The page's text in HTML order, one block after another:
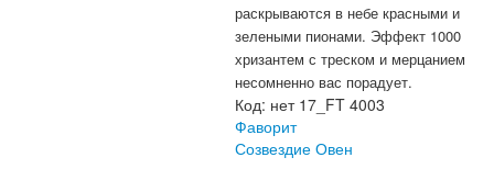
раскрываются в небе красными и
зелеными пионами. Эффект 1000
хризантем с треском и мерцанием
несомненно вас порадует.
Код: нет 17_FT 4003
Фаворит
Созвездие Овен